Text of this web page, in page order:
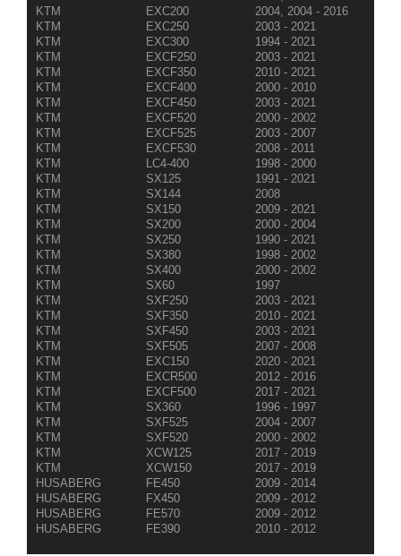
KTM
EXC200
2004, 2004 - 2016
KTM
EXC250
2003 - 2021
KTM
EXC300
1994 - 2021
KTM
EXCF250
2003 - 2021
KTM
EXCF350
2010 - 2021
KTM
EXCF400
2000 - 2010
KTM
EXCF450
2003 - 2021
KTM
EXCF520
2000 - 2002
KTM
EXCF525
2003 - 2007
KTM
EXCF530
2008 - 2011
KTM
LC4-400
1998 - 2000
KTM
SX125
1991 - 2021
KTM
SX144
2008
KTM
SX150
2009 - 2021
KTM
SX200
2000 - 2004
KTM
SX250
1990 - 2021
KTM
SX380
1998 - 2002
KTM
SX400
2000 - 2002
KTM
SX60
1997
KTM
SXF250
2003 - 2021
KTM
SXF350
2010 - 2021
KTM
SXF450
2003 - 2021
KTM
SXF505
2007 - 2008
KTM
EXC150
2020 - 2021
KTM
EXCR500
2012 - 2016
KTM
EXCF500
2017 - 2021
KTM
SX360
1996 - 1997
KTM
SXF525
2004 - 2007
KTM
SXF520
2000 - 2002
KTM
XCW125
2017 - 2019
KTM
XCW150
2017 - 2019
HUSABERG
FE450
2009 - 2014
HUSABERG
FX450
2009 - 2012
HUSABERG
FE570
2009 - 2012
HUSABERG
FE390 2010 - 2012